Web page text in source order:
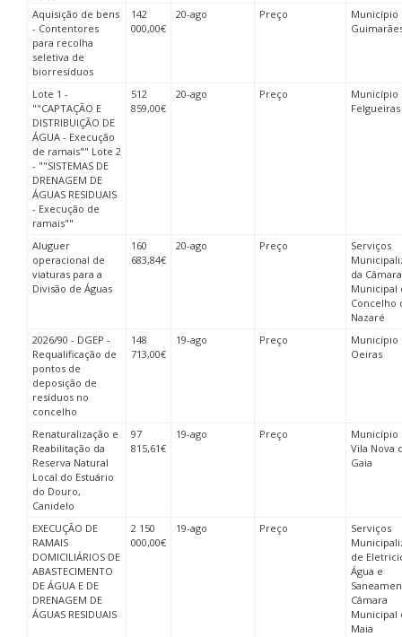
Aquisição de bens
- Contentores
para recolha
seletiva de
biorresíduos
142
000,00€
20-ago Preço
Município
Lote 1 -
""CAPTAÇÃO E
DISTRIBUIÇÃO DE
ÁGUA - Execução
de ramais"" Lote 2
- ""SISTEMAS DE
DRENAGEM DE
ÁGUAS RESIDUAIS
- Execução de
ramais""
512
859,00€
20-ago Preço
Município
Felgueiras
Aluguer
operacional de
viaturas para a
Divisão de Águas
160
683,84€
20-ago Preço
Serviços
da Câmara
Municipal
Concelho
Nazaré
2026/90 - DGEP -
Requalificação de
pontos de
deposição de
resíduos no
concelho
148
713,00€
19-ago Preço
Município
Oeiras
Renaturalização e
Reabilitação da
Reserva Natural
Local do Estuário
do Douro,
Canidelo
97
815,61€
19-ago Preço
Município
Vila Nova
Gaia
EXECUÇÃO DE
RAMAIS
DOMICILIÁRIOS DE
ABASTECIMENTO
DE ÁGUA E DE
DRENAGEM DE
ÁGUAS RESIDUAIS
2 150
000,00€
19-ago Preço
Serviços
de
Água e
Câmara
Municipal
Maia